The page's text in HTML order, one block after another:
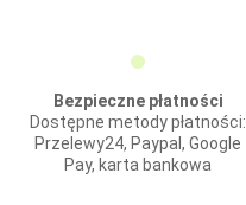
Bezpieczne płatności
Dostępne metody płatności:
Przelewy24, Paypal, Google
Pay, karta bankowa